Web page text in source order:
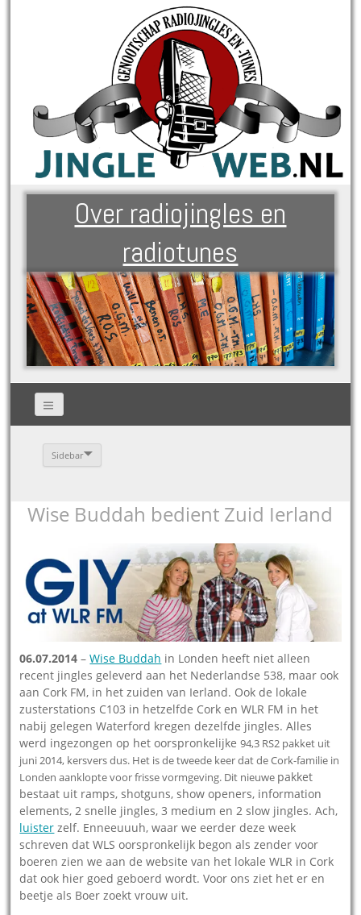
Over radiojingles en
radiotunes
Sidebar
Wise Buddah bedient Zuid Ierland
06.07.2014 –Wise Buddah in Londen heeft niet alleen
recent jingles geleverd aan het Nederlandse 538, maar ook
aan Cork FM, in het zuiden van Ierland. Ook de lokale
zusterstations C103 in hetzelfde Cork en WLR FM in het
nabij gelegen Waterford kregen dezelfde jingles. Alles
werd ingezongen op het oorspronkelijke94,3 RS2 pakket uit
juni 2014, kersvers dus. Het is de tweede keer dat de Cork-familie in
Londen aanklopte voor frisse vormgeving. Dit nieuwe pakket
bestaat uit ramps, shotguns, show openers, information
elements, 2 snelle jingles, 3 medium en 2 slow jingles. Ach,
luister zelf. Enneeuuuh, waar we eerder deze week
schreven dat WLS oorspronkelijk begon als zender voor
boeren zien we aan de website van het lokale WLR in Cork
dat ook hier goed geboerd wordt. Voor ons ziet het er en
beetje als Boer zoekt vrouw uit.